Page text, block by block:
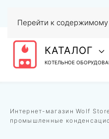
Перейти к содержимому
СТАТЬИ И
КАТАЛОГ
КОТЕЛЬНОЕ
Интернет-магазин Wolf
промышленные